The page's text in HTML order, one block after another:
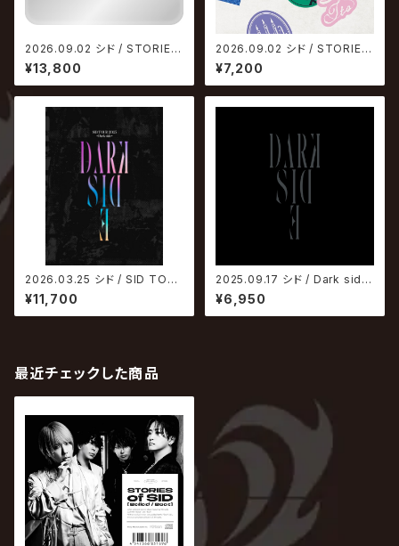
2026.09.02 シド / STORIES
of SID【初回生産限定盤B】
¥13,800
2026.09.02 シド / STORIES
of SID【通常盤】
¥7,200
2026.03.25 シド / SID TOU
R 2025 ～Dark side～【初回
生産限定盤】
¥11,700
2025.09.17 シド / Dark side
【初回生産限定盤】
¥6,950
最近チェックした商品